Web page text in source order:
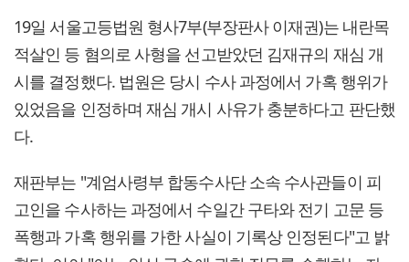
19일 서울고등법원 형사7부(부장판사 이재권)는 내란목
적살인 등 혐의로 사형을 선고받았던 김재규의 재심 개
시를 결정했다. 법원은 당시 수사 과정에서 가혹 행위가
있었음을 인정하며 재심 개시 사유가 충분하다고 판단했
다.
재판부는 "계엄사령부 합동수사단 소속 수사관들이 피
고인을 수사하는 과정에서 수일간 구타와 전기 고문 등
폭행과 가혹 행위를 가한 사실이 기록상 인정된다"고 밝